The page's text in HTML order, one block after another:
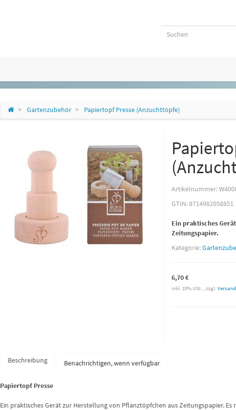
Gartenzubehör Papiertopf Presse (Anzuchttöpfe)
Artikelnummer:
GTIN:8714982058851
Ein praktisches
Zeitungspapier.
Kategorie:
6,70 €
inkl. 19% USt. , zzgl. Versand
Beschreibung Benachrichtigen, wenn verfügbar
Papiertopf Presse
Ein praktisches Gerät zur Herstellung von Pflanztöpfchen aus Zeitungspapier.